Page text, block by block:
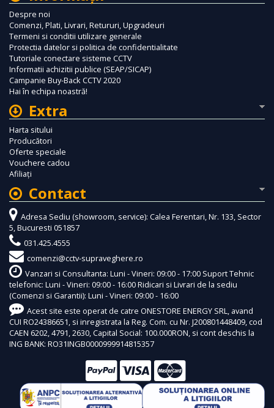
Despre noi
Comenzi, Plati, Livrari, Retururi, Upgradeuri
Termeni si conditii utilizare generale
Protectia datelor si politica de confidentialitate
Tutoriale conectare sisteme CCTV
Informatii achizitii publice (SEAP/SICAP)
Campanie Buy-Back CCTV 2020
Hai în echipa noastră!
Extra
Harta sitului
Producători
Oferte speciale
Vouchere cadou
Afiliaţi
Contact
Adresa Sediu (showroom, service): Calea Ferentari, Nr. 133, Sector
5, Bucuresti 051857
031.425.4555
comenzi@cctv-supraveghere.ro
Vanzari si Consultanta: Luni - Vineri: 09:00 - 17:00 Suport Tehnic
telefonic: Luni - Vineri: 09:00 - 16:00 Ridicari si Livrari de la sediu
(Comenzi si Garantii): Luni - Vineri: 09:00 - 16:00
Acest site este operat de catre ONESTORE ENERGY SRL, avand
CUI RO24386651, si inregistrata la Reg. Com. cu Nr. J200801448409, cod
CAEN 6202, 4791, 2630, Capital Social: 100.000RON, si cont deschis la
ING BANK: RO31INGB0000999914815357